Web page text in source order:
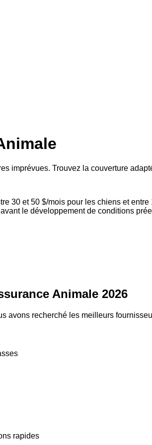
imprévues. Trouvez la couverture
30 et 50 $/mois pour les chiens et
le développement de conditions
Animale 2026
avons recherché les meilleurs
rapides